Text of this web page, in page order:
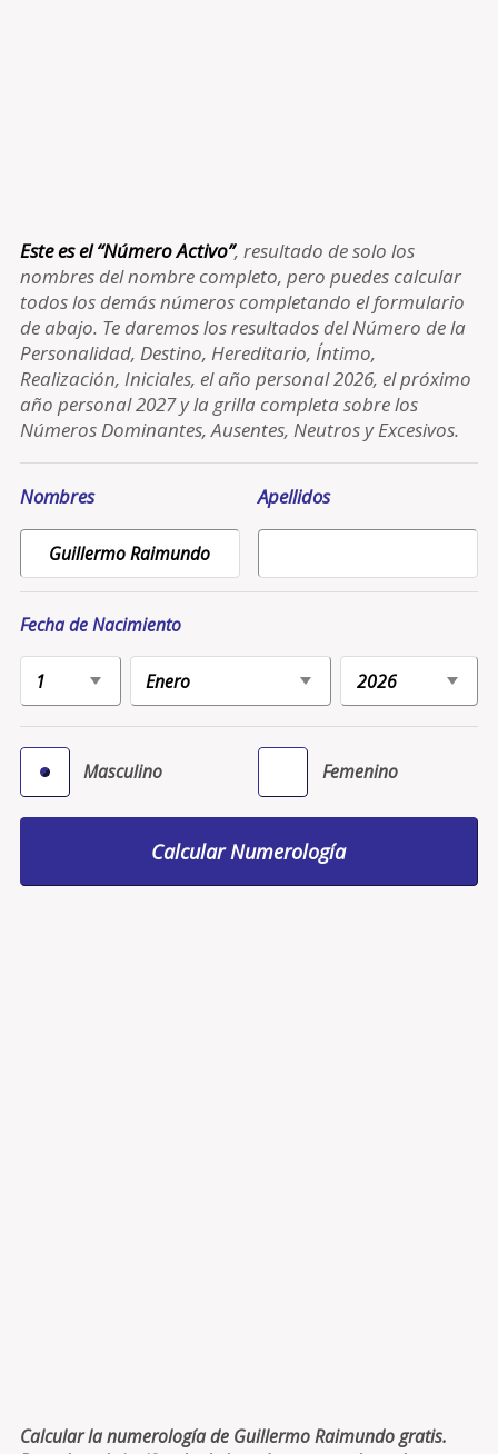
Este es el “Número Activo”, resultado de solo los
nombres del nombre completo, pero puedes calcular
todos los demás números completando el formulario
de abajo. Te daremos los resultados del Número de la
Personalidad, Destino, Hereditario, Íntimo,
Realización, Iniciales, el año personal 2026, el próximo
año personal 2027 y la grilla completa sobre los
Números Dominantes, Ausentes, Neutros y Excesivos.
Nombres Apellidos
Fecha de Nacimiento
Masculino Femenino
Calcular la numerología de Guillermo Raimundo gratis.